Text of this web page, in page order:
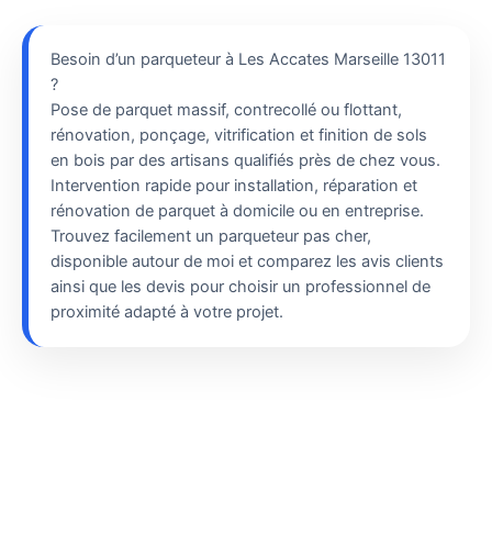
Besoin d’un parqueteur à Les Accates Marseille 13011
?
Pose de parquet massif, contrecollé ou flottant,
rénovation, ponçage, vitrification et finition de sols
en bois par des artisans qualifiés près de chez vous.
Intervention rapide pour installation, réparation et
rénovation de parquet à domicile ou en entreprise.
Trouvez facilement un parqueteur pas cher,
disponible autour de moi et comparez les avis clients
ainsi que les devis pour choisir un professionnel de
proximité adapté à votre projet.